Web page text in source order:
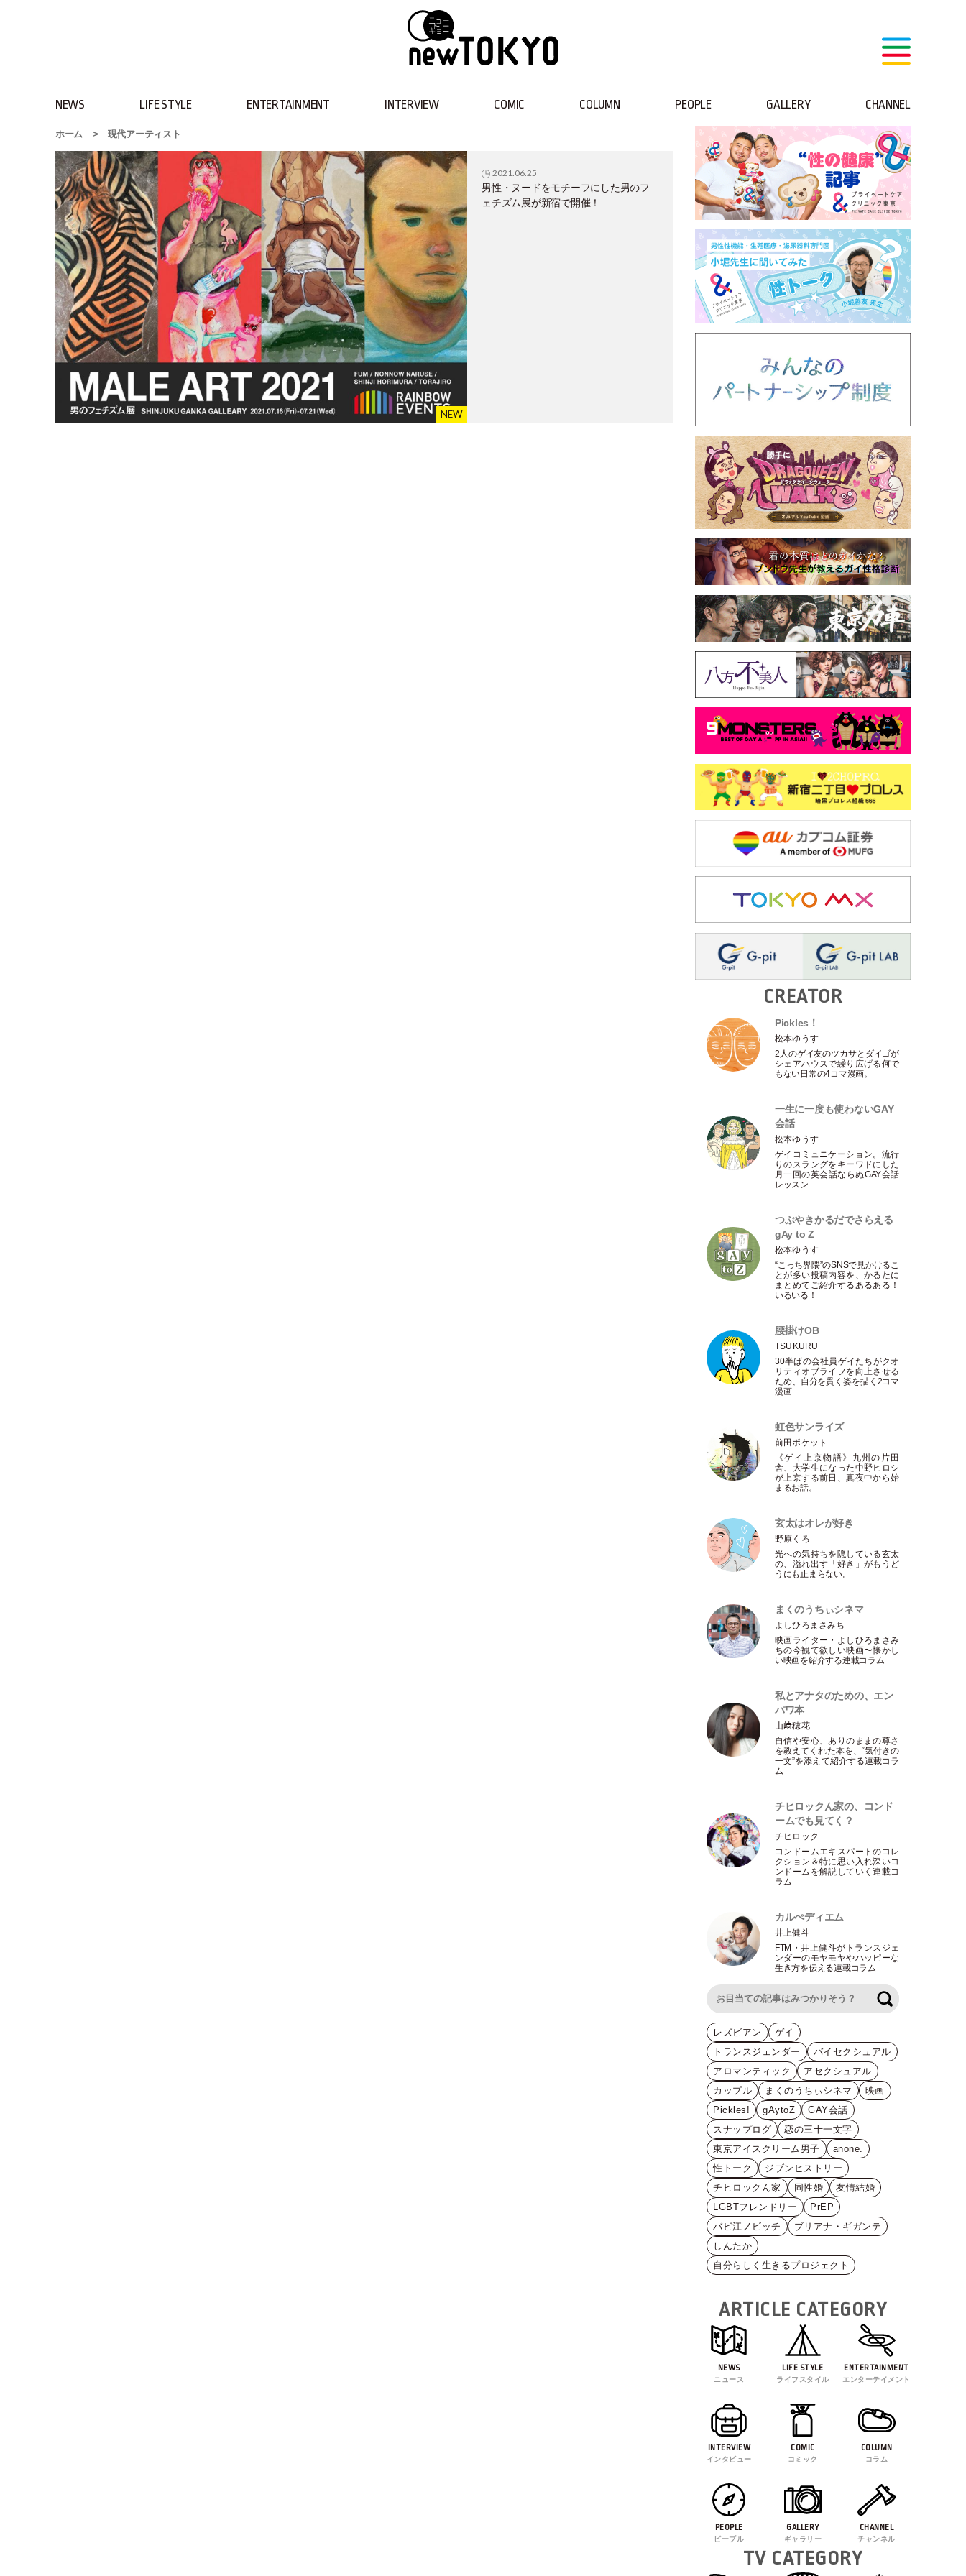
NEWS LIFE STYLE ENTERTAINMENT INTERVIEW COMIC COLUMN PEOPLE GALLERY CHANNEL
ホーム > 現代アーティスト
2021.06.25
男性・ヌードをモチーフにした男のフ
ェチズム展が新宿で開催！
CREATOR
Pickles！
松本ゆうす
2人のゲイ友のツカサとダイゴが
シェアハウスで繰り広げる何で
もない日常の4コマ漫画。
一生に一度も使わないGAY
会話
松本ゆうす
ゲイコミュニケーション。流行
りのスラングをキーワドにした
月一回の英会話ならぬGAY会話
レッスン
つぶやきかるだでさらえる
gAy to Z
松本ゆうす
“こっち界隈”のSNSで見かけるこ
とが多い投稿内容を、かるたに
まとめてご紹介するあるある！
いるいる！
腰掛けOB
TSUKURU
30半ばの会社員ゲイたちがクオ
リティオブライフを向上させる
ため、自分を貫く姿を描く2コマ
漫画
虹色サンライズ
前田ポケット
《ゲイ上京物語》九州の片田
舎、大学生になった中野ヒロシ
が上京する前日、真夜中から始
まるお話。
玄太はオレが好き
野原くろ
光への気持ちを隠している玄太
の、溢れ出す 「好き 」がもうど
うにも止まらない。
まくのうちぃシネマ
よしひろまさみち
映画ライター ・ よしひろまさみ
ちの今観て欲しい映画〜懐かし
い映画を紹介する連載コラム
私とアナタのための、エン
パワ本
山﨑穂花
自信や安心、ありのままの尊さ
を教えてくれた本を、“気付きの
一文”を添えて紹介する連載コラ
ム
チヒロックん家の、コンド
ームでも見てく？
チヒロック
コンドームエキスパートのコレ
クション＆特に思い入れ深いコ
ンドームを解説していく連載コ
ラム
カルぺディエム
井上健斗
FTM ・井上健斗がトランスジェ
ンダーのモヤモヤやハッピーな
生き方を伝える連載コラム
レズビアン
ゲイ
トランスジェンダー
バイセクシュアル
アロマンティック
アセクシュアル
カップル
まくのうちぃシネマ
映画
Pickles!
gAytoZ
GAY会話
スナップログ
恋の三十一文字
東京アイスクリーム男子
anone.
性トーク
ジブンヒストリー
チヒロックん家
同性婚
友情結婚
LGBTフレンドリー
PrEP
バビ江ノビッチ
ブリアナ・ギガンテ
しんたか
自分らしく生きるプロジェクト
ARTICLE CATEGORY
NEWS
ニュース
LIFE STYLE
ライフスタイル
ENTERTAINMENT
エンターテイメント
INTERVIEW
インタビュー
COMIC
コミック
COLUMN
コラム
PEOPLE
ピープル
GALLERY
ギャラリー
CHANNEL
チャンネル
TV CATEGORY